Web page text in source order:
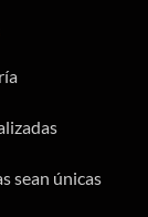
sean únicas